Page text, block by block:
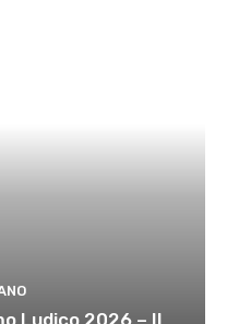
Ludico 2026 – Il